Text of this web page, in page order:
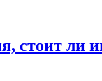
стоит ли